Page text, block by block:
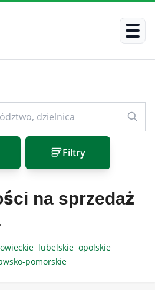
Filtry
na sprzedaż
lubelskie opolskie
pomorskie